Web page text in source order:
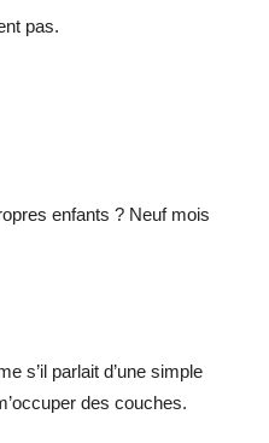
pas.
enfants ? Neuf mois
s’il parlait d’une simple
des couches.